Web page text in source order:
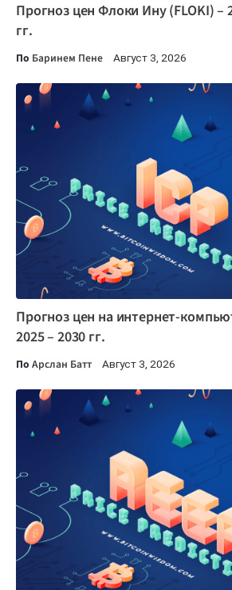
Прогноз цен Флоки Ину (FLOKI) –
гг.
По Баринем Пене Август 3, 2026
Прогноз цен на интернет-
2025 – 2030 гг.
По Арслан Батт Август 3, 2026